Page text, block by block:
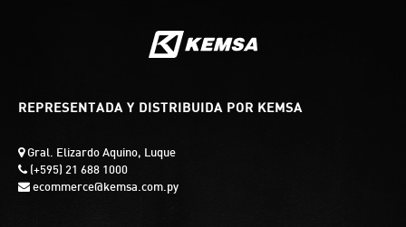
REPRESENTADA Y DISTRIBUIDA POR KEMSA
Gral. Elizardo Aquino, Luque
(+595) 21 688 1000
ecommerce@kemsa.com.py